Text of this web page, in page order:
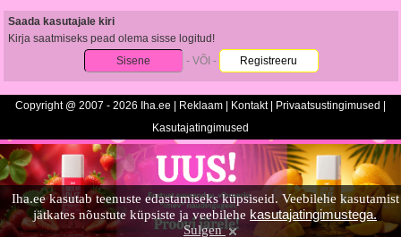
Iha.ee kasutab teenuste edastamiseks küpsiseid. Veebilehe kasutamist
jätkates nõustute küpsiste ja veebilehe kasutajatingimustega.
Sulgen
Saada kasutajale kiri
Kirja saatmiseks pead olema sisse logitud!
Sisene
- VÕI - Registreeru
Copyright @ 2007 - 2026 Iha.ee | Reklaam Kontakt| Privaatsustingimused
Kasutajatingimused